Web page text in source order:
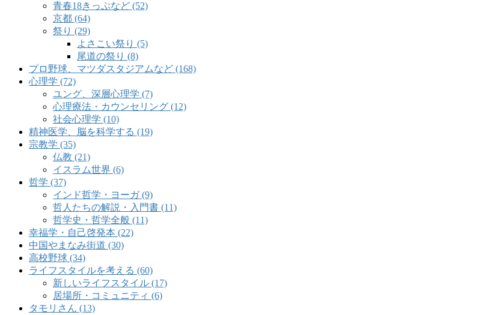
青春18きっぷなど (52)
京都 (64)
祭り (29)
よさこい祭り (5)
尾道の祭り (8)
プロ野球、マツダスタジアムなど (168)
心理学 (72)
ユング、深層心理学 (7)
心理療法・カウンセリング (12)
社会心理学 (10)
精神医学、脳を科学する (19)
宗教学 (35)
仏教 (21)
イスラム世界 (6)
哲学 (37)
インド哲学・ヨーガ (9)
哲人たちの解説・入門書 (11)
哲学史・哲学全般 (11)
幸福学・自己啓発本 (22)
中国やまなみ街道 (30)
高校野球 (34)
ライフスタイルを考える (60)
新しいライフスタイル (17)
居場所・コミュニティ (6)
タモリさん (13)